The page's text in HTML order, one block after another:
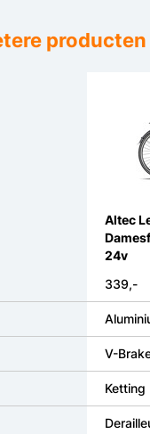
producten
Altec
24v
339,-
V-
Ketting